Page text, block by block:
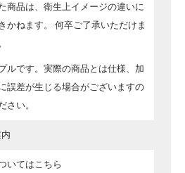
商品は、衛生上イメージの違いに
かねます。
何卒ご了承いただけま
ルです。実際の商品とは仕様、加
誤差が生じる場合がございますの
さい。
いてはこちら